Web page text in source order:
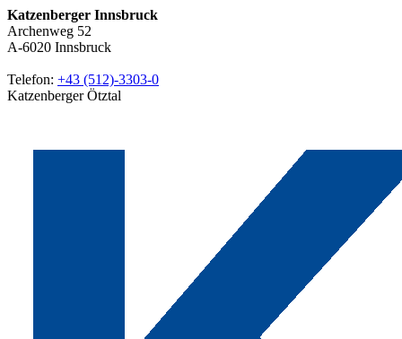
Katzenberger Innsbruck
Archenweg 52
A-6020 Innsbruck
Telefon: +43 (512)-3303-0
Katzenberger Ötztal